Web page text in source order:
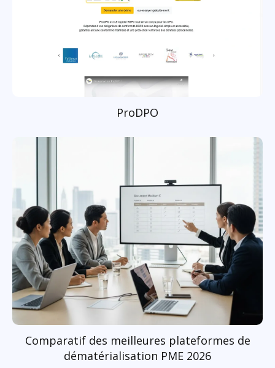
ProDPO
Comparatif des meilleures plateformes de
dématérialisation PME 2026